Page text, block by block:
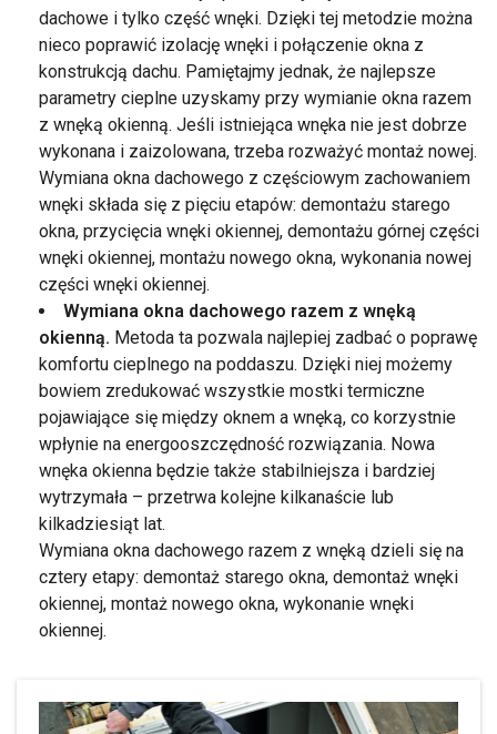
dachowe i tylko część wnęki. Dzięki tej metodzie można
nieco poprawić izolację wnęki i połączenie okna z
konstrukcją dachu. Pamiętajmy jednak, że najlepsze
parametry cieplne uzyskamy przy wymianie okna razem
z wnęką okienną. Jeśli istniejąca wnęka nie jest dobrze
wykonana i zaizolowana, trzeba rozważyć montaż nowej.
Wymiana okna dachowego z częściowym zachowaniem
wnęki składa się z pięciu etapów: demontażu starego
okna, przycięcia wnęki okiennej, demontażu górnej części
wnęki okiennej, montażu nowego okna, wykonania nowej
części wnęki okiennej.
Wymiana okna dachowego razem z wnęką
okienną. Metoda ta pozwala najlepiej zadbać o poprawę
komfortu cieplnego na poddaszu. Dzięki niej możemy
bowiem zredukować wszystkie mostki termiczne
pojawiające się między oknem a wnęką, co korzystnie
wpłynie na energooszczędność rozwiązania. Nowa
wnęka okienna będzie także stabilniejsza i bardziej
wytrzymała – przetrwa kolejne kilkanaście lub
kilkadziesiąt lat.
Wymiana okna dachowego razem z wnęką dzieli się na
cztery etapy: demontaż starego okna, demontaż wnęki
okiennej, montaż nowego okna, wykonanie wnęki
okiennej.